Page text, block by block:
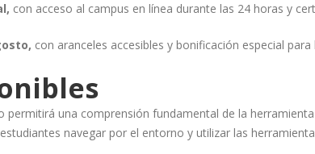
con acceso al campus en línea durante las 24 horas y
con aranceles accesibles y bonificación especial
permitirá una comprensión fundamental de la
navegar por el entorno y utilizar las